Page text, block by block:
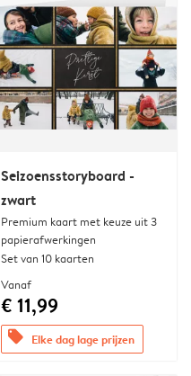
Seizoensstoryboard -
zwart
Premium kaart met keuze uit 3
papierafwerkingen
Set van 10 kaarten
Vanaf
€ 11,99
offers Elke dag lage prijzen